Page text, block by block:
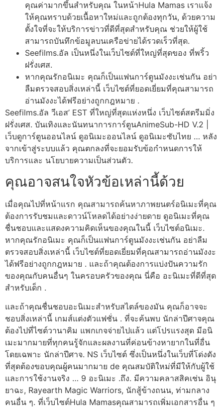
คุณค่ามากขึ้นสำหรับคุณ ในหน้าHula Mamas เราแจ้ง
ให้คุณทราบด้วยเนื้อหาใหม่และถูกต้องทุกวัน, ด้วยความ
ตั้งใจที่จะให้บริการข่าวที่ดีที่สุดสำหรับคุณ ช่วยให้ผู้ใช้
สามารถบันทึกข้อมูลบนเครือข่ายได้รวดเร็วที่สุด.
Seefilms.อัล เป็นหนึ่งในเว็บไซต์ที่ใหญ่ที่สุดของ ที่พริ้ว
ฝรั่งเศส.
หากคุณรักอนิเมะ คุณก็เป็นแฟนการ์ตูนมังงะเช่นกัน อย่า
ลืมตรวจสอบสิ่งเหล่านี้ เว็บไซต์ที่ยอดเยี่ยมที่คุณสามารถ
อ่านมังงะได้ฟรีอย่างถูกกฎหมาย .
Seefilms.อัล วีเอส’ EST ที่ใหญ่ที่สุดแห่งหนึ่ง เว็บไซต์สตรีมมิ่ง
ฝรั่งเศส. บันเทิงและนันทนาการการ์ตูนAnimeSub-HD V.2 |
เว็บดูการ์ตูนออนไลน์ ดูอนิเมะออนไลน์ ดูอนิเมะซับไทย … หลัง
จากเข้าสู่ระบบแล้ว คุณตกลงที่จะยอมรับข้อกำหนดการให้
บริการและ นโยบายความเป็นส่วนตัว.
คุณอาจสนใจหัวข้อเหล่านี้ด้วย
เมื่อคุณไปที่หน้าแรก คุณสามารถค้นหาภาพยนตร์อนิเมะที่คุณ
ต้องการรับชมและดาวน์โหลดได้อย่างง่ายดาย ดูอนิเมะที่คุณ
ชื่นชอบและแสดงความคิดเห็นของคุณในนี้ เว็บไซต์อนิเมะ.
หากคุณรักอนิเมะ คุณก็เป็นแฟนการ์ตูนมังงะเช่นกัน อย่าลืม
ตรวจสอบสิ่งเหล่านี้ เว็บไซต์ที่ยอดเยี่ยมที่คุณสามารถอ่านมังงะ
ได้ฟรีอย่างถูกกฎหมาย . และถ้าคุณต้องการแบ่งปันความรัก
ของคุณกับคนอื่นๆ ในครอบครัวของคุณ นี่คือ อะนิเมะที่ดีที่สุด
สำหรับเด็ก .
และถ้าคุณชื่นชอบอะนิเมะสำหรับสไตล์ของมัน คุณก็อาจจะ
ชอบสิ่งเหล่านี้ เกมส์แต่งตัวแฟชั่น . ที่จะค้นพบ นักล่าปีศาจคุณ
ต้องไปที่ไซต์วานาคิม แพกเกจจ่ายไปแล้ว แต่โปรแรงสุด มีอนิ
เมะมากมายที่ทุกคนรู้จักและผลงานที่ค่อนข้างหายากในที่อื่น
โดยเฉพาะ นักล่าปีศาจ. NS เว็บไซต์ ซึ่งเป็นหนึ่งในเว็บที่โด่งดัง
ที่สุดต้องขอบคุณผู้คนมากมาย de คุณสมบัติใหม่ที่มีให้กับผู้ใช้
และการใช้งานจริง … 9 อะนิเมะ .ถึง. มีความคลาสสิคเช่น อินุ
ยาฉะ, Rayearth Magic Warriors, นักสู้ข้างถนน, ท่ามกลาง
คนอื่น ๆ. ที่เว็บไซต์Hula Mamasคุณสามารถเพิ่มเอกสารอื่น ๆ